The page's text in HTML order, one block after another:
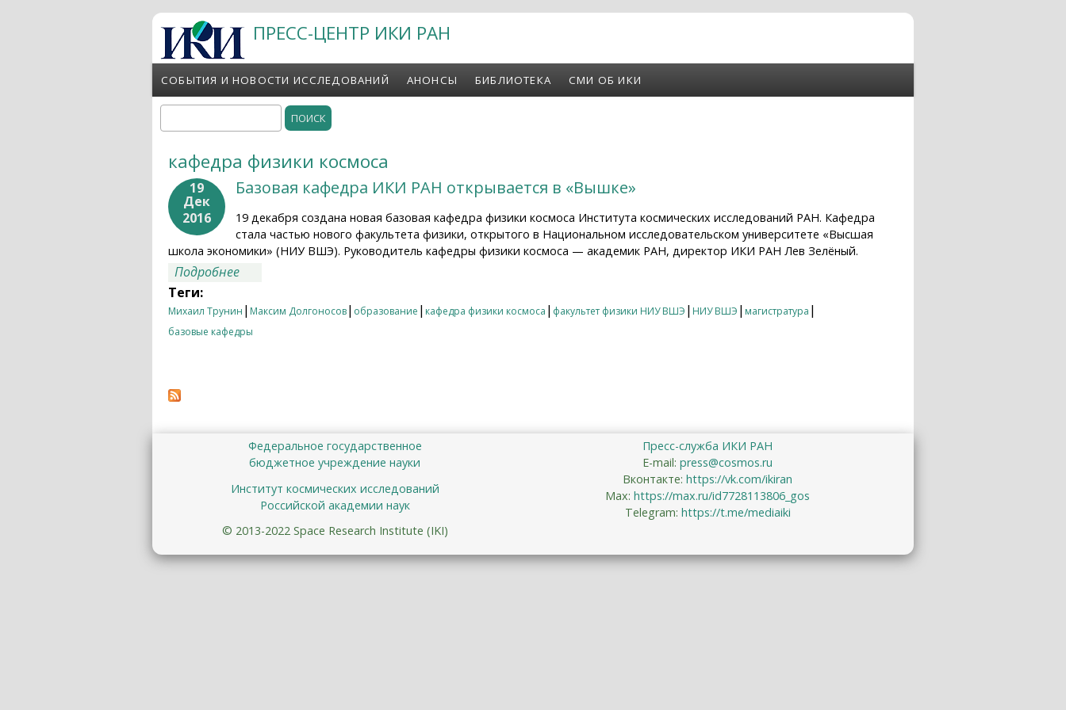
Перейти к основному содержанию ПРЕСС-ЦЕНТР ИКИ РАН
СОБЫТИЯ И НОВОСТИ ИССЛЕДОВАНИЙ АНОНСЫ БИБЛИОТЕКА СМИ ОБ ИКИ
Форма поиска
кафедра физики космоса
19
Дек
2016
Базовая кафедра ИКИ РАН открывается в «Вышке»
19 декабря создана новая базовая кафедра физики космоса Института космических исследований РАН. Кафедра
стала частью нового факультета физики, открытого в Национальном исследовательском университете «Высшая
школа экономики» (НИУ ВШЭ). Руководитель кафедры физики космоса — академик РАН, директор ИКИ РАН Лев Зелёный.
Подробнее
Теги:
Михаил Трунин | Максим Долгоносов| образование | кафедра физики космоса | факультет физики НИУ ВШЭ | НИУ ВШЭ | магистратура |
базовые кафедры
Федеральное государственное
бюджетное учреждение науки
Институт космических исследований
Российской академии наук
© 2013-2022 Space Research Institute (IKI)
Пресс-служба ИКИ РАН
E-mail: press@cosmos.ru
Вконтакте: https://vk.com/ikiran
Max: https://max.ru/id7728113806_gos
Telegram: https://t.me/mediaiki